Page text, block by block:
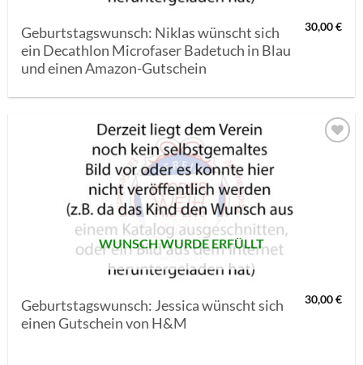
Geburtstagswunsch: Niklas wünscht sich
ein Decathlon Microfaser Badetuch in Blau
und einen Amazon-Gutschein
30,00€
WUNSCH WURDE ERFÜLLT
Geburtstagswunsch: Jessica wünscht sich
einen Gutschein von H&M
30,00€